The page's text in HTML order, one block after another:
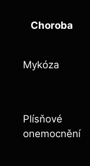
Choroba
Mykóza
Plísňové
onemocnění